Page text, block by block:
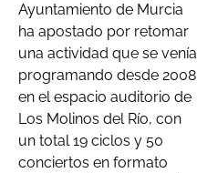
Ayuntamiento de Murcia
ha apostado por retomar
una actividad que se venía
programando desde 2008
en el espacio auditorio de
Los Molinos del Río, con
un total 19 ciclos y 50
conciertos en formato